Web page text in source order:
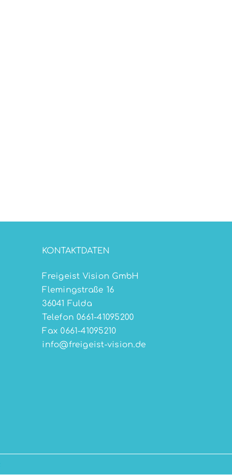
KONTAKTDATEN
Freigeist Vision GmbH
Flemingstraße 16
36041 Fulda
Telefon 0661-41095200
Fax 0661-41095210
info@freigeist-vision.de